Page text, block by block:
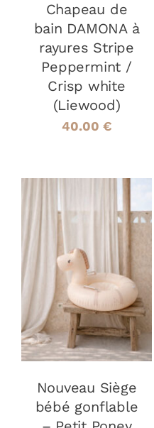
OPTIONS
PEUVENT
ÊTRE
CHOISIES
SUR
LA
PAGE
DU
PRODUIT
Chapeau de
bain DAMONA à
rayures Stripe
Peppermint /
Crisp white
(Liewood)
40.00 €
AJOUTER AU
PANIER
/
DÉTAILS
Nouveau Siège
bébé gonflable